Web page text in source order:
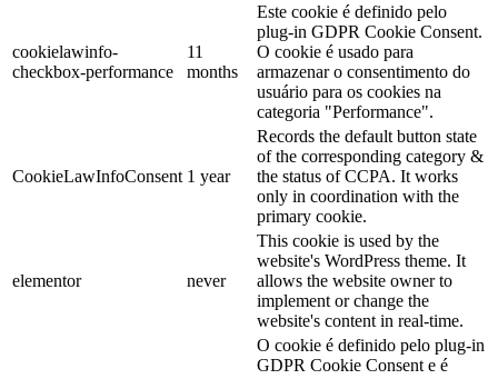
cookielawinfo-
checkbox-performance
11
months
Este cookie é definido pelo
plug-in GDPR Cookie Consent.
O cookie é usado para
armazenar o consentimento do
usuário para os cookies na
categoria "Performance".
CookieLawInfoConsent 1 year
Records the default button state
of the corresponding category &
the status of CCPA. It works
only in coordination with the
primary cookie.
elementor never
This cookie is used by the
website's WordPress theme. It
allows the website owner to
implement or change the
website's content in real-time.
O cookie é definido pelo plug-in
GDPR Cookie Consent e é